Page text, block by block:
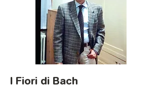
I Fiori di Bach